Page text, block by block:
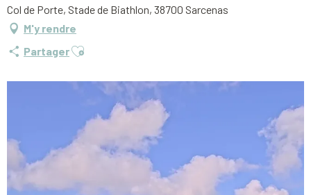
Col de Porte, Stade de Biathlon, 38700 Sarcenas
M'y rendre
PartagerAjouter aux favoris